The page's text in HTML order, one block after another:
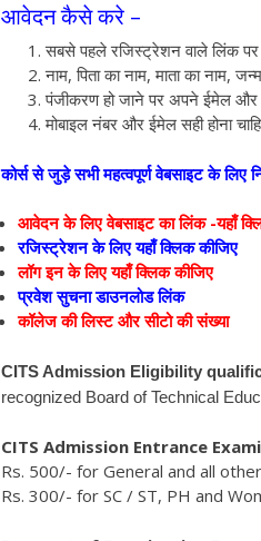
आवेदन कैसे करे –
सबसे पहले रजिस्ट्रेशन वाले लिंक
नाम, पिता का नाम, माता का नाम,
पंजीकरण हो जाने पर अपने ईमेल और
मोबाइल नंबर और ईमेल सही होना
कोर्स से जुड़े सभी महत्वपूर्ण वेबसाइट के
आवेदन के लिए वेबसाइट का लिंक -यहाँ
रजिस्ट्रेशन के लिए यहाँ क्लिक कीजिए
लॉग इन के लिए यहाँ क्लिक कीजिए
प्रवेश सुचना डाउनलोड लिंक
कॉलेज की लिस्ट और सीटो की संख्या
CITS Admission Eligibility
recognized Board of Technical
CITS Admission Entrance
Rs. 500/- for General and all
Rs. 300/- for SC / ST, PH and